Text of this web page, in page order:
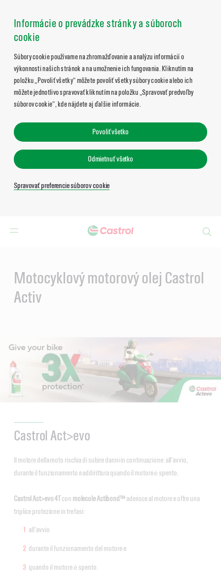
Informácie o prevádzke stránky a súboroch
cookie
Súbory cookie používame na zhromažďovanie a analýzu informácií o
výkonnosti našich stránok a na umožnenie ich fungovania. Kliknutím na
položku „Povoliť všetky“ môžete povoliť všetky súbory cookie alebo ich
môžete jednotlivo spravovať kliknutím na položku „Spravovať predvoľby
súborov cookie“, kde nájdete aj ďalšie informácie.
Povoliť všetko
Odmietnuť všetko
Spravovať preferencie súborov cookie
Motocyklový motorový olej Castrol
Activ
Castrol Act>evo
Il motore della moto rischia di subire danni in continuazione: all’avvio,
durante il funzionamento e addirittura quando il motore è spento.
Castrol Act>evo 4Tcon molecole Actibond™ aderisce al motore e offre una
triplice protezione in tre fasi:
all’avvio
durante il funzionamento del motore e
quando il motore è spento.